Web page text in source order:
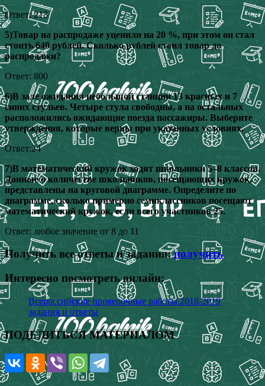
Ответ: 213
5)Товар на распродаже уценили на 20 %, при этом он стал
стоить 640 рублей. Сколько рублей стоил товар до
распродажи?
Ответ: 800
6)В зале ожидания небольшой станции 13 красных и 7
синих стульев. Четыре стула свободны, а на остальных
расположились ожидающие поезда пассажиры. Выберите
утверждения, которые верны при указанных условиях.
Ответ:24
7)В математический кружок ходят школьники 5–8 классов.
Данные о количестве школьников, посещающих кружок,
представлены на круговой диаграмме. Определите по
диаграмме, сколько примерно семиклассников посещают
математический кружок, если всего участников 25.
Ответ: любое значение от 8 до 11
Получить все ответы и задания:получить
Интересно посмотреть онлайн:
Всероссийские проверочные работы 2018-2019
задания и ответы
ПОДЕЛИТЬСЯ МАТЕРИАЛОМ